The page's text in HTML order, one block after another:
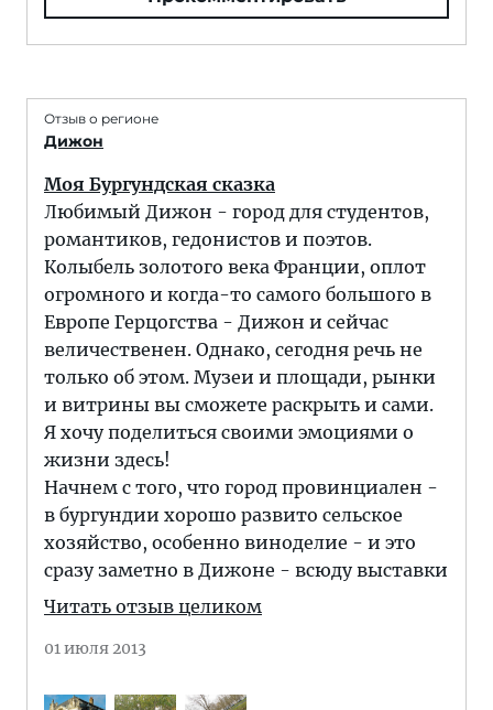
Отзыв о регионе
Дижон
Моя Бургундская сказка
Любимый Дижон - город для студентов,
романтиков, гедонистов и поэтов.
Колыбель золотого века Франции, оплот
огромного и когда-то самого большого в
Европе Герцогства - Дижон и сейчас
величественен. Однако, сегодня речь не
только об этом. Музеи и площади, рынки
и витрины вы сможете раскрыть и сами.
Я хочу поделиться своими эмоциями о
жизни здесь!
Начнем с того, что город провинциален -
в бургундии хорошо развито сельское
хозяйство, особенно виноделие - и это
сразу заметно в Дижоне - всюду выставки
Читать отзыв целиком
01 июля 2013